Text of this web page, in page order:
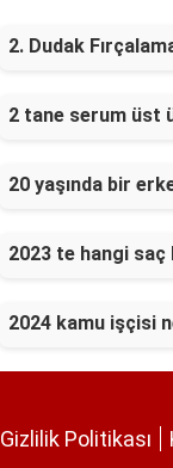
2. Dudak
2 tane serum üst
20 yaşında bir
2023 te hangi saç
2024 kamu işçisi
Gizlilik Politikası